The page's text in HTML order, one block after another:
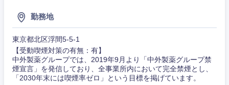
勤務地
東京都北区浮間5-5-1
【受動喫煙対策の有無：有】
中外製薬グループでは、2019年9月より「中外製薬グループ禁
煙宣言」を発信しており、全事業所内において完全禁煙とし、
「2030年末には喫煙率ゼロ」という目標を掲げています。
ル
不動産専
門職
建設・施
法律・特許事務所・監査法人
人材・アウトソーシング
千葉県
神奈川県